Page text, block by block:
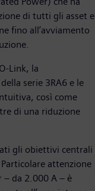
di tutti gli asset e
fino all’avviamento
Link, la
serie 3RA6 e le
così come
di una riduzione
gli obiettivi centrali
attenzione
– da 2.000 A – è